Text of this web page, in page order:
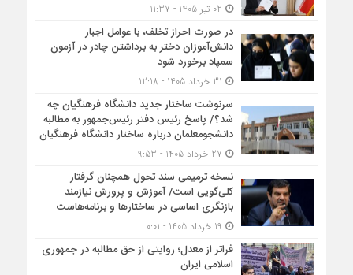
در صورت احراز تخلف، با عوامل اجبار
دانش‌آموزان دختر به برداشتن چادر در آزمون
سمپاد برخورد شود
سرنوشت ساختار جدید دانشگاه فرهنگیان چه
شد؟/ پاسخ رئیس دفتر رئیس‌جمهور به مطالبه
دانشجومعلمان درباره ساختار دانشگاه فرهنگیان
نسخه ترمیمی سند تحول همچنان گرفتار
کلی‌گویی است/ آموزش و پرورش نیازمند
بازنگری اساسی در ساختارها و برنامه‌هاست
فراتر از معدل؛ روایتی از حق مطالبه در جمهوری
اسلامی ایران